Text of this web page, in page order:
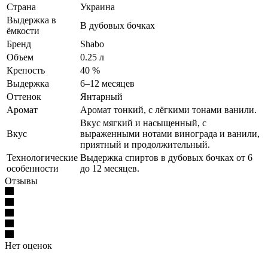
Страна
Украина
Выдержка в
ёмкости
В дубовых бочках
Бренд
Shabo
Объем
0.25 л
Крепость
40 %
Выдержка
6–12 месяцев
Оттенок
Янтарный
Аромат
Аромат тонкий, с лёгкими тонами ванили.
Вкус
Вкус мягкий и насыщенный, с
выраженными нотами винограда и ванили,
приятный и продолжительный.
Технологические
особенности
Выдержка спиртов в дубовых бочках от 6
до 12 месяцев.
Отзывы
Нет оценок